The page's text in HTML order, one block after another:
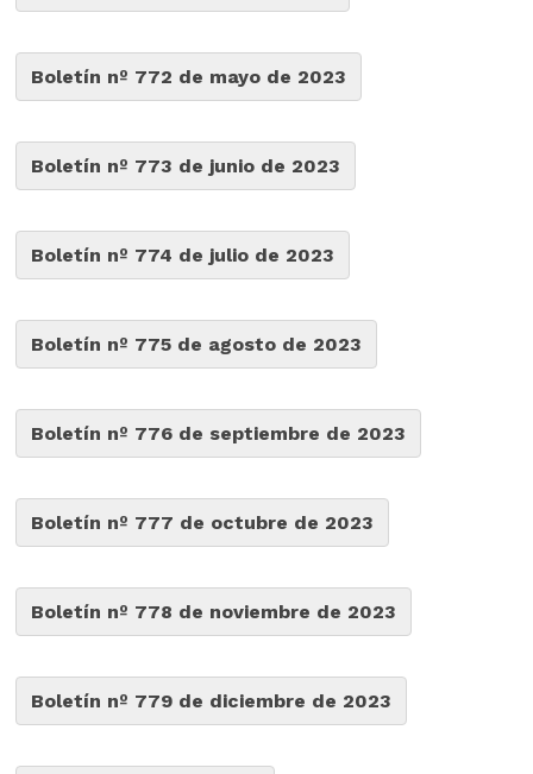
Boletín nº 772 de mayo de 2023
Boletín nº 773 de junio de 2023
Boletín nº 774 de julio de 2023
Boletín nº 775 de agosto de 2023
Boletín nº 776 de septiembre de 2023
Boletín nº 777 de octubre de 2023
Boletín nº 778 de noviembre de 2023
Boletín nº 779 de diciembre de 2023